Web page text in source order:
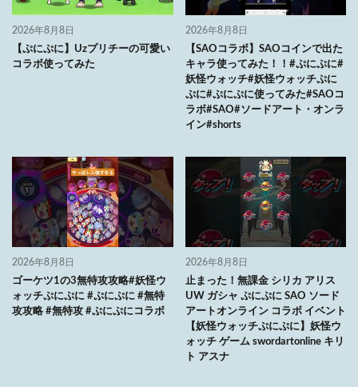
2026年8月8日
【ぷにぷに】Uzプリチーの可愛い
コラボ使ってみた
2026年8月8日
【SAOコラボ】SAOコインで出た
キャラ使ってみた！！#ぷにぷに#
妖怪ウォッチ#妖怪ウォッチぷに
ぷに#ぷにぷに使ってみた#SAOコ
ラボ#SAO#ソードアート・オンラ
イン#shorts
2026年8月8日
ゴーケツ1の3無特攻攻略#妖怪ウ
ォッチぷにぷに #ぷにぷに #無特
攻攻略 #無特攻 #ぷにぷにコラボ
2026年8月8日
止まった！無課金 シリカ アリス
UW ガシャ ぷにぷに SAO ソード
アートオンライン コラボ イベント
【妖怪ウォッチぷにぷに】妖怪ウ
ォッチ ゲーム swordartonline キリ
ト アスナ